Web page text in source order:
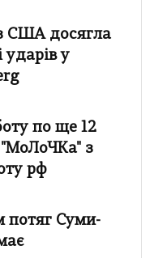
з США досягла
ударів у
по ще 12
"МоЛоЧКа" з
рф
потяг Суми-